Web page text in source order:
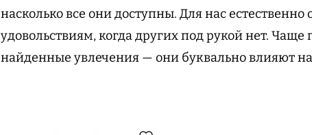
насколько все они доступны. Для нас
удовольствиям, когда других под рукой нет. Чаще
найденные увлечения — они буквально влияют